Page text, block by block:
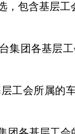
包含基层工
集团各基层
工会所属的